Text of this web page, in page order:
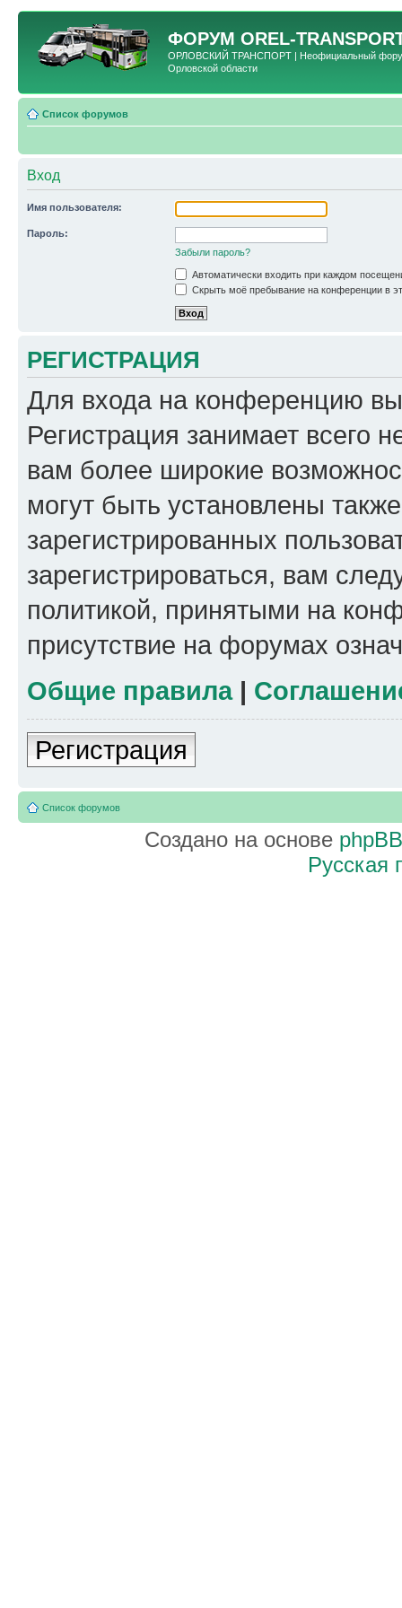
ФОРУМ OREL-
ОРЛОВСКИЙ ТРАНСПОРТ | Неофициальный форум
Орловской области
Список форумов
Вход
Имя пользователя:
Пароль:
Забыли пароль?
Автоматически входить при каждом
Скрыть моё пребывание на конференции в
РЕГИСТРАЦИЯ
Для входа на конференцию
Регистрация занимает всего
вам более широкие
могут быть установлены
зарегистрированных
зарегистрироваться, вам
политикой, принятыми на
присутствие на форумах
Общие правила|
Регистрация
Список форумов
Создано на основе phpBB
Русская